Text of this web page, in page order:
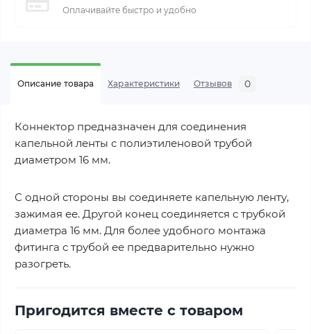
Оплачивайте быстро и удобно
Описание товара Характеристики Отзывов 0
Коннектор предназначен для соединения
капельной ленты с полиэтиленовой трубой
диаметром 16 мм.
С одной стороны вы соединяете капельную ленту,
зажимая ее. Другой конец соединяется с трубкой
диаметра 16 мм. Для более удобного монтажа
фитинга с трубой ее предварительно нужно
разогреть.
Пригодится вместе с товаром